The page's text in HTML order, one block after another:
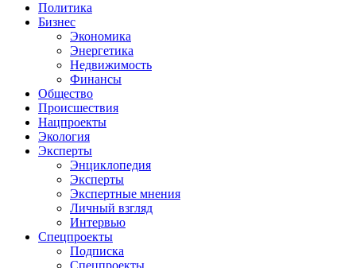
Политика
Бизнес
Экономика
Энергетика
Недвижимость
Финансы
Общество
Происшествия
Нацпроекты
Экология
Эксперты
Энциклопедия
Эксперты
Экспертные мнения
Личный взгляд
Интервью
Спецпроекты
Подписка
Спецпроекты